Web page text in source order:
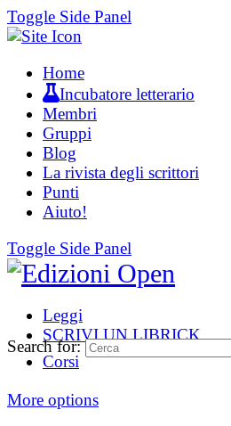
Toggle Side Panel
Home
Incubatore letterario
Membri
Gruppi
Blog
La rivista degli scrittori
Punti
Aiuto!
Toggle Side Panel
Leggi
SCRIVI UN LIBRICK
Corsi
More options
Search for: